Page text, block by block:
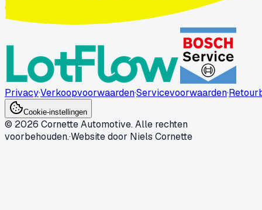
Privacy·Verkoopvoorwaarden·Servicevoorwaarden·
Cookie-instellingen
© 2026 Cornette Automotive. Alle rechten
voorbehouden.·Website door Niels Cornette